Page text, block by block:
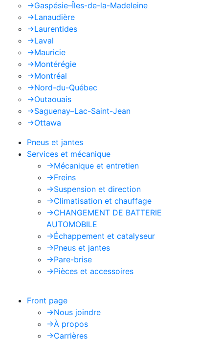
->Gaspésie–Îles-de-la-Madeleine
->Lanaudière
->Laurentides
->Laval
->Mauricie
->Montérégie
->Montréal
->Nord-du-Québec
->Outaouais
->Saguenay–Lac-Saint-Jean
->Ottawa
Pneus et jantes
Services et mécanique
->Mécanique et entretien
->Freins
->Suspension et direction
->Climatisation et chauffage
->CHANGEMENT DE BATTERIE
AUTOMOBILE
->Échappement et catalyseur
->Pneus et jantes
->Pare-brise
->Pièces et accessoires
Front page
->Nous joindre
->À propos
->Carrières